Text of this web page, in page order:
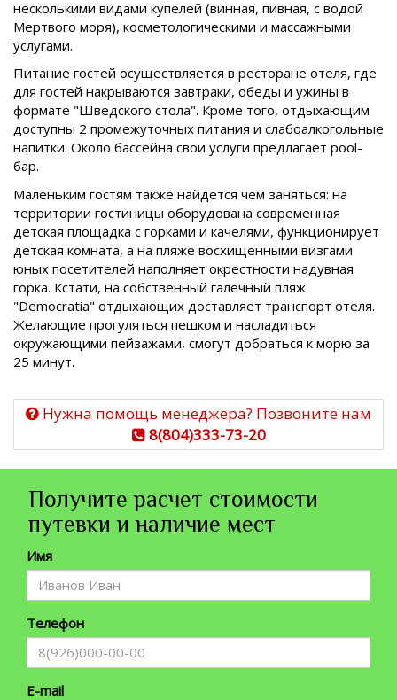
несколькими видами купелей (винная, пивная, с водой
Мертвого моря), косметологическими и массажными
услугами.
Питание гостей осуществляется в ресторане отеля, где
для гостей накрываются завтраки, обеды и ужины в
формате "Шведского стола". Кроме того, отдыхающим
доступны 2 промежуточных питания и слабоалкогольные
напитки. Около бассейна свои услуги предлагает pool-
бар.
Маленьким гостям также найдется чем заняться: на
территории гостиницы оборудована современная
детская площадка с горками и качелями, функционирует
детская комната, а на пляже восхищенными визгами
юных посетителей наполняет окрестности надувная
горка. Кстати, на собственный галечный пляж
"Democratia" отдыхающих доставляет транспорт отеля.
Желающие прогуляться пешком и насладиться
окружающими пейзажами, смогут добраться к морю за
25 минут.
Нужна помощь менеджера? Позвоните нам
8(804)333-73-20
Получите расчет стоимости
путевки и наличие мест
Имя
Телефон
E-mail